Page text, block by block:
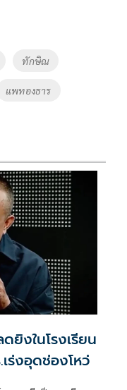
ทักษิณ
แพทองธาร
ยิงในโรงเรียน
ร่งอุดช่องโหว่